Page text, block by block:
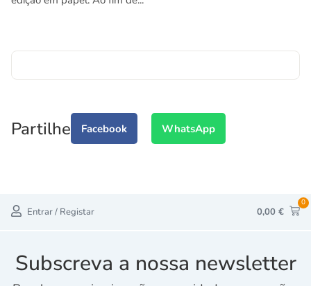
Partilhe Facebook WhatsApp
Entrar / Registar 0,00 €
0
Subscreva a nossa newsletter